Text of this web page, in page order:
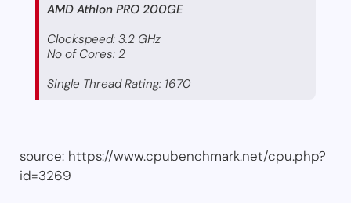
AMD Athlon PRO 200GE
Clockspeed: 3.2 GHz
No of Cores: 2
Single Thread Rating: 1670
source: https://www.cpubenchmark.net/cpu.php?
id=3269